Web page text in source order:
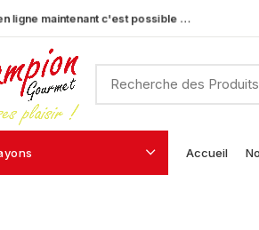
ligne maintenant c'est possible …
Accueil